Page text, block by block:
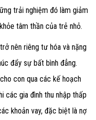
trải nghiệm đó làm giảm
tâm thần của trẻ nhỏ.
nên riêng tư hóa và nặng
đẩy sự bất bình đẳng.
con qua các kế hoạch
các gia đình thu nhập thấp
khoản vay, đặc biệt là nợ